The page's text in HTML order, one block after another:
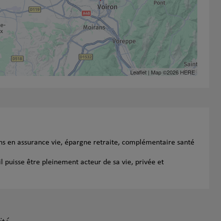
Leaflet| Map ©2026 HERE
en assurance vie, épargne retraite, complémentaire santé
être pleinement acteur de sa vie, privée et